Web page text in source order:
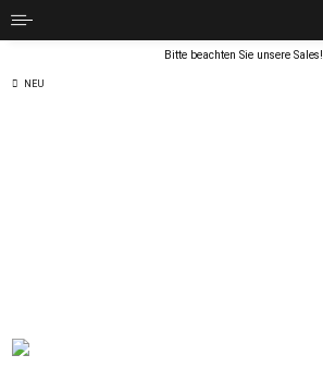
Bitte beachten Sie unsere Sales!
NEU